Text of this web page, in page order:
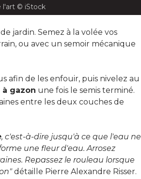
l'art © iStock
jardin. Semez à la volée vos
ou avec un semoir mécanique
afin de les enfouir, puis nivelez au
à gazon une fois le semis terminé.
entre les deux couches de
, c'est-à-dire jusqu'à ce que l'eau ne
une fleur d'eau. Arrosez
Repassez le rouleau lorsque
détaille Pierre Alexandre Risser.